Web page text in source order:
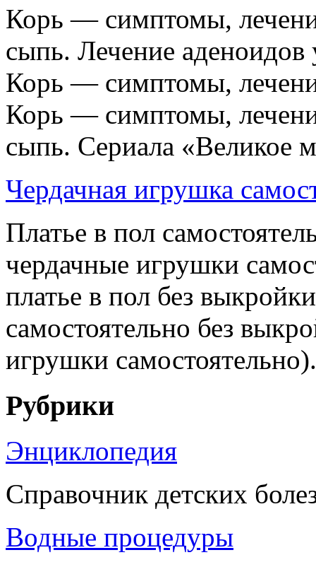
Корь — симптомы,
сыпь. Лечение аденоидов
Корь — симптомы,
Корь — симптомы,
сыпь. Сериала «Великое
Чердачная игрушка
Платье в пол
чердачные игрушки
платье в пол без
самостоятельно без
игрушки
Рубрики
Энциклопедия
Справочник детских
Водные процедуры